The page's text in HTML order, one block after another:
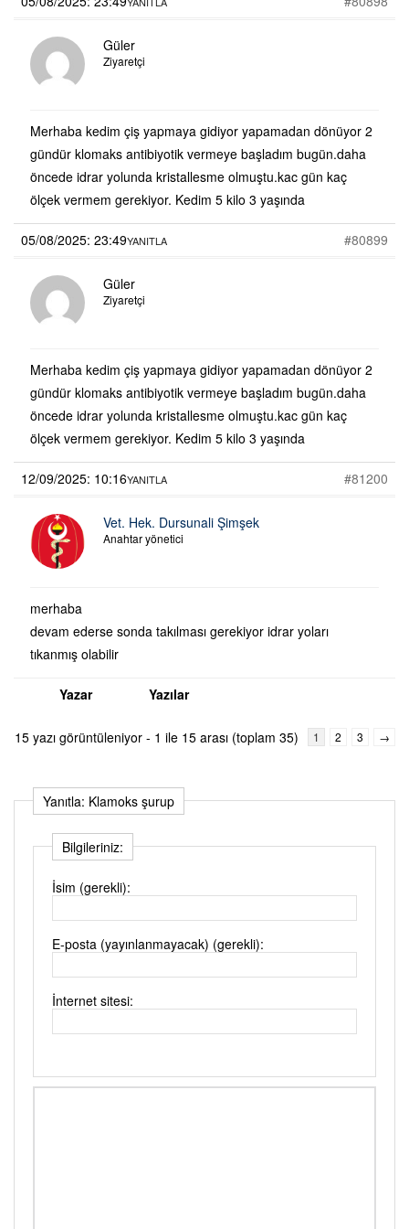
Güler
Ziyaretçi
Merhaba kedim çiş yapmaya gidiyor yapamadan dönüyor 2
gündür klomaks antibiyotik vermeye başladım bugün.daha
öncede idrar yolunda kristallesme olmuştu.kac gün kaç
ölçek vermem gerekiyor. Kedim 5 kilo 3 yaşında
05/08/2025: 23:49 #80899
YANITLA
Güler
Ziyaretçi
Merhaba kedim çiş yapmaya gidiyor yapamadan dönüyor 2
gündür klomaks antibiyotik vermeye başladım bugün.daha
öncede idrar yolunda kristallesme olmuştu.kac gün kaç
ölçek vermem gerekiyor. Kedim 5 kilo 3 yaşında
12/09/2025: 10:16 #81200
YANITLA
Vet. Hek. Dursunali Şimşek
Anahtar yönetici
merhaba
devam ederse sonda takılması gerekiyor idrar yoları
tıkanmış olabilir
Yazar Yazılar
15 yazı görüntüleniyor - 1 ile 15 arası (toplam 35) 1 2 3 →
Yanıtla: Klamoks şurup
Bilgileriniz:
İsim (gerekli):
E-posta (yayınlanmayacak) (gerekli):
İnternet sitesi: